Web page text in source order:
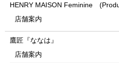
HENRY MAISON Feminine
店舗案内
鷹匠『ななは』
店舗案内